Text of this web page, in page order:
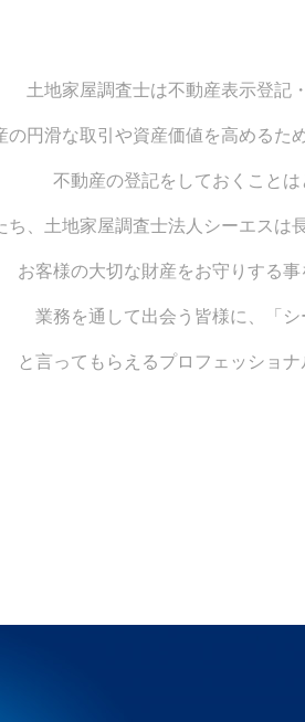
土地家屋調査士は不動産表示登記
の円滑な取引や資産価値を高めるた
不動産の登記をしておくことは
ち、土地家屋調査士法人シーエスは
お客様の大切な財産をお守りする事
業務を通して出会う皆様に、「シ
と言ってもらえるプロフェッショナ